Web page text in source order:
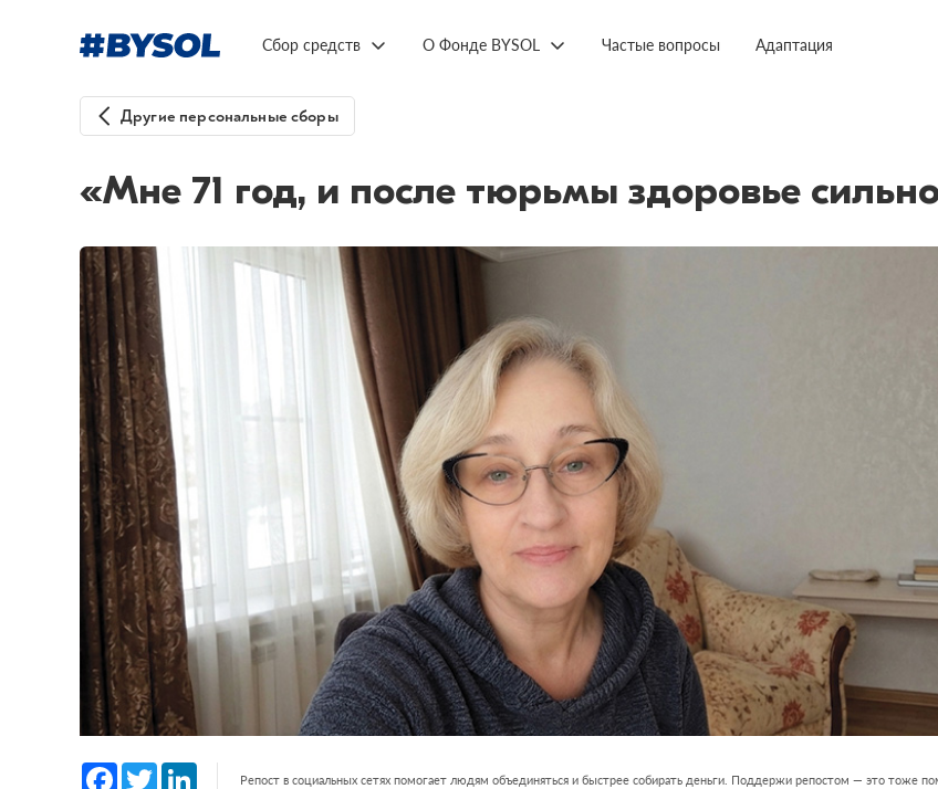
Сбор средств О Фонде BYSOL Частые вопросы Адаптация
Другие персональные сборы
«Мне 71 год, и после тюрьмы здоровье
Facebook
Twitter LinkedInРепост в социальных сетях помогает людям объединяться и быстрее собирать деньги. Поддержи репостом — это тоже